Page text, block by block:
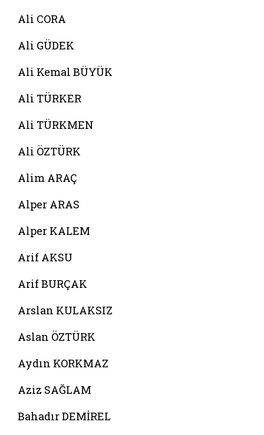
Ali CORA
Ali GÜDEK
Ali Kemal BÜYÜK
Ali TÜRKER
Ali TÜRKMEN
Ali ÖZTÜRK
Alim ARAÇ
Alper ARAS
Alper KALEM
Arif AKSU
Arif BURÇAK
Arslan KULAKSIZ
Aslan ÖZTÜRK
Aydın KORKMAZ
Aziz SAĞLAM
Bahadır DEMİREL